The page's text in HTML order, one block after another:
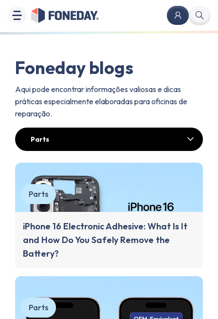
Foneday blogs
Aqui pode encontrar informações valiosas e dicas
práticas especialmente elaboradas para oficinas de
reparação.
Parts
Parts
iPhone 16 Electronic Adhesive: What Is It
and How Do You Safely Remove the
Battery?
Parts